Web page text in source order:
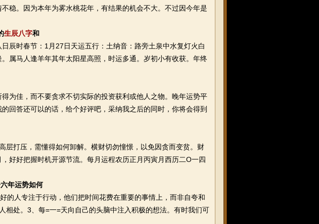
稳。因为本年为雾水桃花年，有结果的机会不大。不过因今年是
生辰八字和
时春节：1月27日天运五行：土纳音：路旁土泉中水复灯火白
属马人逢羊年其年太阳星高照，时运多通。岁初小有收获。年终
佳，而不要贪求不切实际的投资获利或他人之物。晚年运势平
回答还可以的话，给个好评吧，采纳我之后的同时，你将会得到
打压，需懂得如何卸解。横财切勿憧憬，以免因贪而变贫。财
好好把握时机开源节流。每月运程农历正月丙寅月西历二O一四
年运势如何
人专注于行动，他们把时间花费在重要的事情上，而非自夸和
相处。3、每=一=天向自己的头脑中注入积极的想法。有时我们可